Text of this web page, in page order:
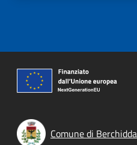
Comune di Berchidda